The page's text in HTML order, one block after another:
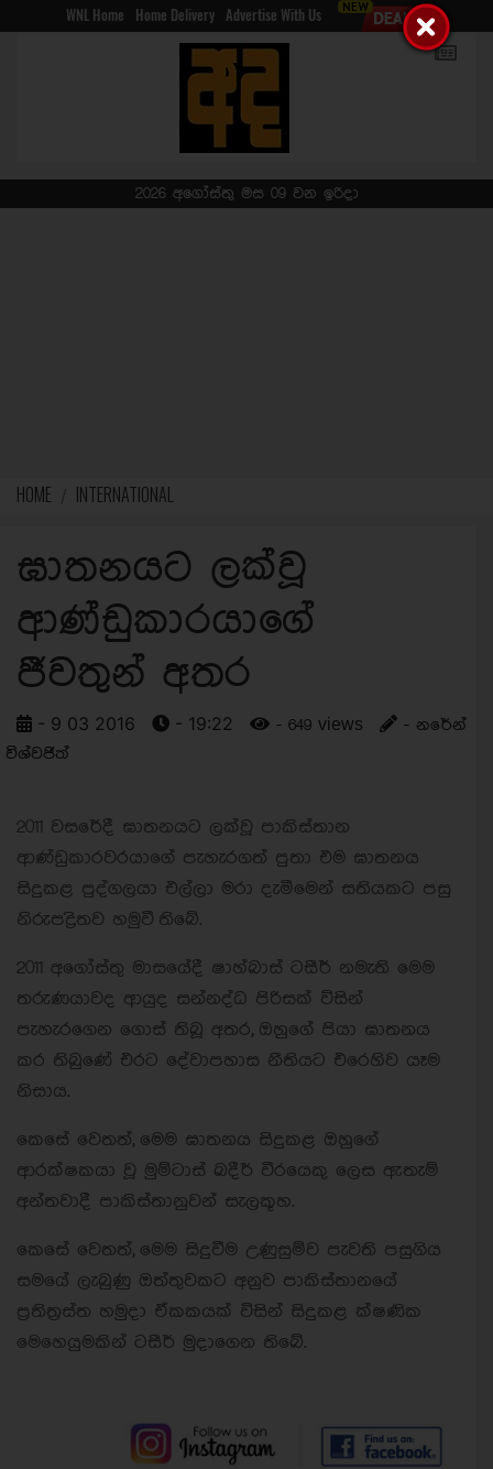
WNL Home Home Delivery Advertise With Us
2026 අගෝස්තු මස 09 වන ඉරිදා
HOME INTERNATIONAL
ඝාතනයට ලක්වූ
ආණ්ඩුකාරයාගේ
ජීවතුන් අතර
- 9 03 2016 - 19:22 - 649 views
- නරේන්
විශ්වජිත්
2011 වසරේදී ඝාතනයට ලක්වූ පාකිස්තාන
ආණ්ඩුකාරවරයාගේ පැහැරගත් පුතා එම ඝාතනය
සිදුකළ පුද්ගලයා එල්ලා මරා දැමීමෙන් සතියකට පසු
නිරුපද්‍රිතව හමුවී තිබේ.
2011 අගෝස්තු මාසයේදී ෂාහ්බාස් ටසීර් නමැති මෙම
තරුණයාවද ආයුද සන්නද්ධ පිරිසක් විසින්
පැහැරගෙන ගොස් තිබූ අතර, ඔහුගේ පියා ඝාතනය
කර තිබුණේ එරට දේවාපහාස නීතියට එරෙහිව යෑම
නිසාය.
කෙසේ වෙතත්, මෙම ඝාතනය සිදුකළ ඔහුගේ
ආරක්ෂකයා වූ මුම්ටාස් ඛදීර් වීරයෙකු ලෙස ඇතැම්
අන්තවාදී පාකිස්තානුවන් සැලකූහ.
කෙසේ වෙතත්, මෙම සිදුවීම උණුසුම්ව පැවති පසුගිය
සමයේ ලැබුණු ඔත්තුවකට අනුව පාකිස්තානයේ
ප්‍රතිත්‍රස්ත හමුදා ඒකකයක් විසින් සිදුකළ ක්ෂණික
මෙහෙයුමකින් ටසීර් මුදාගෙන තිබේ.